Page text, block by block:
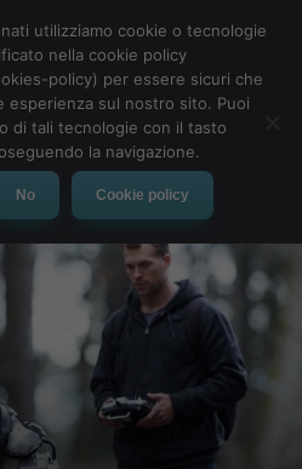
utilizziamo cookie o tecnologie
nella cookie policy
policy) per essere sicuri che
esperienza sul nostro sito. Puoi
di tali tecnologie con il tasto
la navigazione.
No Cookie policy